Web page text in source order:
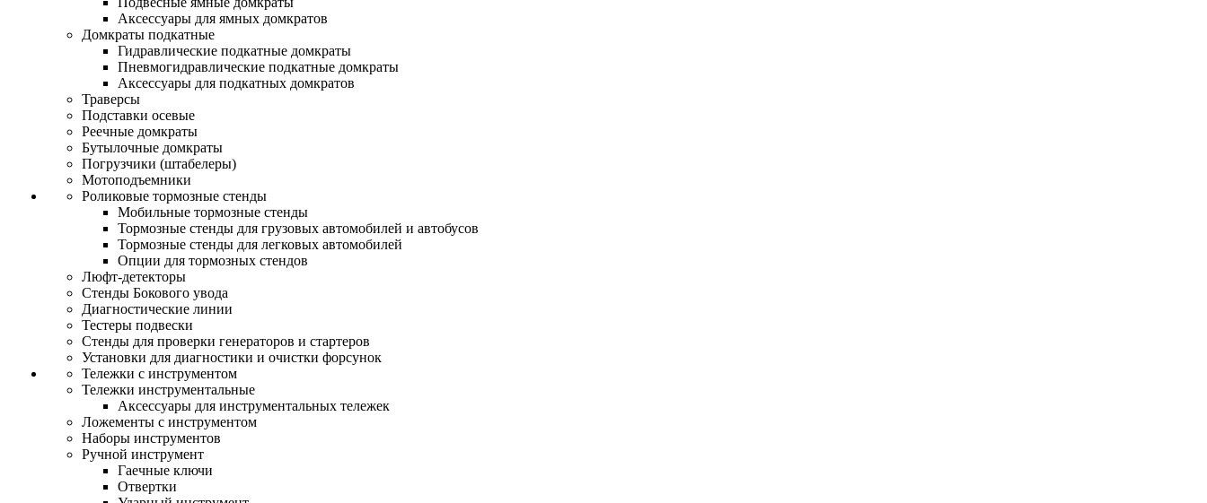
Аксессуары для ямных домкратов
Домкраты подкатные
Гидравлические подкатные домкраты
Пневмогидравлические подкатные домкраты
Аксессуары для подкатных домкратов
Траверсы
Подставки осевые
Реечные домкраты
Бутылочные домкраты
Погрузчики (штабелеры)
Мотоподъемники
Роликовые тормозные стенды
Мобильные тормозные стенды
Тормозные стенды для грузовых автомобилей и автобусов
Тормозные стенды для легковых автомобилей
Опции для тормозных стендов
Люфт-детекторы
Стенды Бокового увода
Диагностические линии
Тестеры подвески
Стенды для проверки генераторов и стартеров
Установки для диагностики и очистки форсунок
Тележки с инструментом
Тележки инструментальные
Аксессуары для инструментальных тележек
Ложементы с инструментом
Наборы инструментов
Ручной инструмент
Гаечные ключи
Отвертки